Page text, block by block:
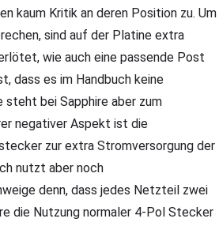
kaum Kritik an deren Position zu. Um
sind auf der Platine extra
wie auch eine passende Post
dass es im Handbuch keine
steht bei Sapphire aber zum
negativer Aspekt ist die
zur extra Stromversorgung der
nutzt aber noch
denn, dass jedes Netzteil zwei
die Nutzung normaler 4-Pol Stecker